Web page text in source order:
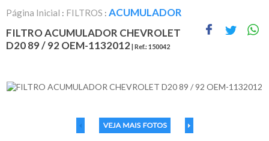
Página Inicial : FILTROS : ACUMULADOR
FILTRO ACUMULADOR CHEVROLET
D20 89 / 92 OEM-1132012| Ref.:150042